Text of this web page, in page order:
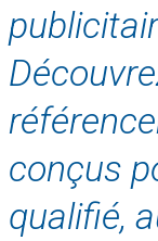
conçus
qualifié,